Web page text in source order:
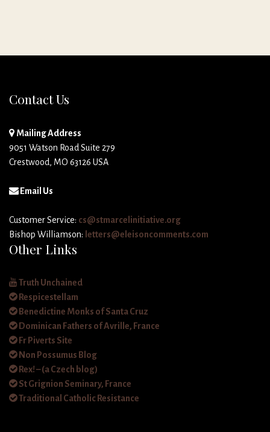
Contact Us
Mailing Address
9051 Watson Road Suite 279
Crestwood, MO 63126 USA
Email Us
Customer Service: cs@stmarcelinitiative.org
Bishop Williamson: letters@eleisoncomments.com
Other Links
Truth Unchained
Respicestellam
Benedictine Monks of Santa Cruz
Dominican Fathers of Avrille, France
Fr Piverts Site
Non Possumus Blog
Rex! – (a Czech blog)
St Grignion Seminary, France
Traditional Catholic Resistance